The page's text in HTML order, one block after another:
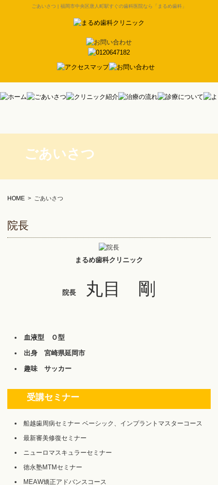
ごあいさつ | 福岡市中央区唐人町駅すぐの歯科医院なら「まるめ歯科」
ごあいさつ
HOME > ごあいさつ
院長
まるめ歯科クリニック
院長 丸目 剛
血液型 Ｏ型
出身 宮崎県延岡市
趣味 サッカー
受講セミナー
船越歯周病セミナー ベーシック、インプラントマスターコース
最新審美修復セミナー
ニューロマスキュラーセミナー
徳永塾MTMセミナー
MEAW矯正アドバンスコース